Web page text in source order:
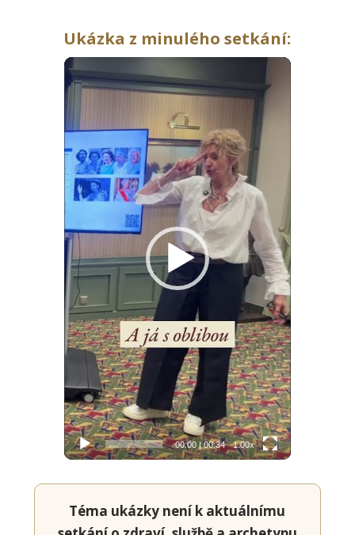
Ukázka z minulého setkání:
Video
přehrávač
00:00|00:34 1.00x
Téma ukázky není k aktuálnímu